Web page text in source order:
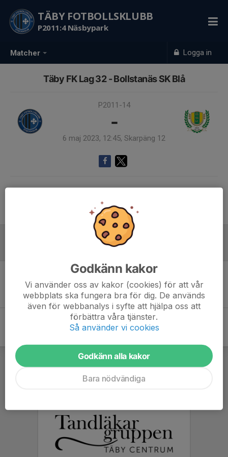
Matcher Logga in
TÄBY FOTBOLLSKLUBB
P2011:4 Näsbypark
Täby FK Lag 32 - Bollstanäs SK Blå
P2011-14
-
6 maj 2023, 12:45, Skarpäng 12
Endast kallade kunde anmäla sig till aktiviteten. 8 personer var kallade.
Logga in här
Inget referat skrivet
Godkänn kakor
Vi använder oss av kakor (cookies) för att vår
webbplats ska fungera bra för dig. De används
även för webbanalys i syfte att hjälpa oss att
förbättra våra tjänster.
Så använder vi cookies
Godkänn alla kakor
Bara nödvändiga